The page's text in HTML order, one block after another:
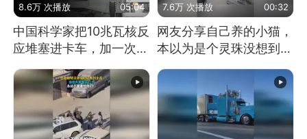
8.6万 次播放 05:04
中国科学家把10兆瓦核反
应堆塞进卡车，加一次燃
料能跑几十年
7.6万 次播放 00:32
网友分享自己养的小猫，
本以为是个灵珠没想到是
魔丸